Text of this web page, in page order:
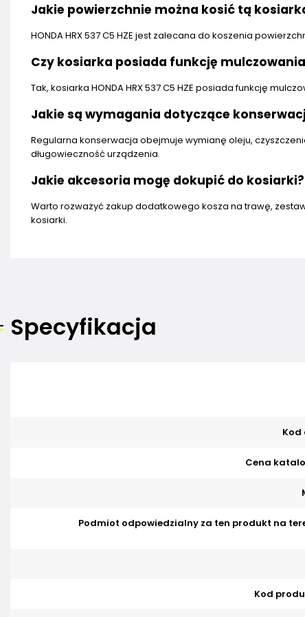
Jakie powierzchnie można kosić tą
HONDA HRX 537 C5 HZE jest zalecana do koszenia
Czy kosiarka posiada funkcję
Tak, kosiarka HONDA HRX 537 C5 HZE posiada funkcję
Jakie są wymagania dotyczące
Regularna konserwacja obejmuje wymianę oleju,
długowieczność urządzenia.
Jakie akcesoria mogę dokupić do kosiarki?
Warto rozważyć zakup dodatkowego kosza na trawę,
kosiarki.
Specyfikacja
Kod
Cena
Podmiot odpowiedzialny za ten produkt na
Kod